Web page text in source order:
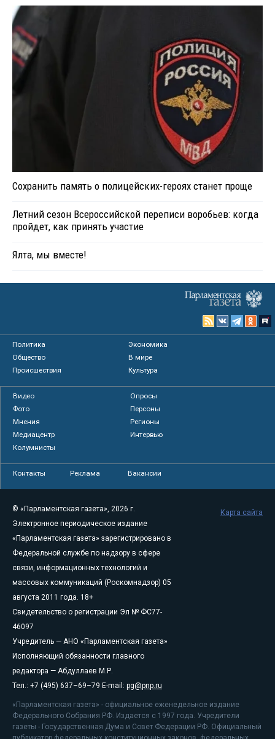
Сохранить память о полицейских-героях станет проще
Летний сезон Всероссийской переписи воробьев: когда
пройдет, как принять участие
Ялта, мы вместе!
Политика
Экономика
Общество
В мире
Происшествия
Культура
Видео
Опросы
Фото
Персоны
Мнения
Регионы
Медиацентр
Интервью
Колумнисты
Контакты Реклама Вакансии
© «Парламентская газета», 2026 г.
Электронное периодическое издание
«Парламентская газета» зарегистрировано в
Федеральной службе по надзору в сфере
связи, информационных технологий и
массовых коммуникаций (Роскомнадзор) 05
августа 2011 года. 18+
Свидетельство о регистрации Эл № ФС77-
46097
Учредитель — АНО «Парламентская газета»
Исполняющий обязанности главного
редактора — Абдуллаев М.Р.
Тел.: +7 (495) 637–69–79 E-mail: pg@pnp.ru
«Парламентская газета» - официальное еженедельное издание
Федерального Собрания РФ. Издается с 1997 года. Учредители
газеты - Государственная Дума и Совет Федерации РФ. Официальный
Карта сайта